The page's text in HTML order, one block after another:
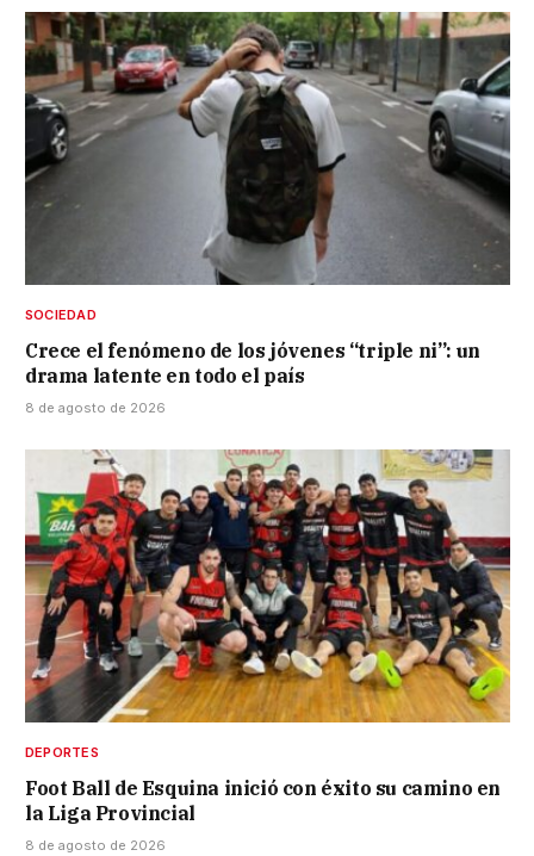
SOCIEDAD
Crece el fenómeno de los jóvenes “triple ni”: un
drama latente en todo el país
8 de agosto de 2026
DEPORTES
Foot Ball de Esquina inició con éxito su camino en
la Liga Provincial
8 de agosto de 2026